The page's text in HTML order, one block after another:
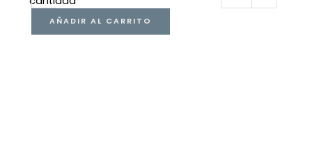
AÑADIR AL CARRITO